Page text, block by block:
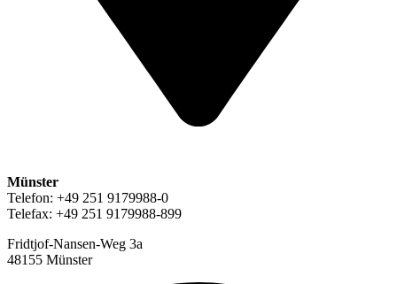
Münster
Telefon: +49 251 9179988-0
Telefax: +49 251 9179988-899
Fridtjof-Nansen-Weg 3a
48155 Münster